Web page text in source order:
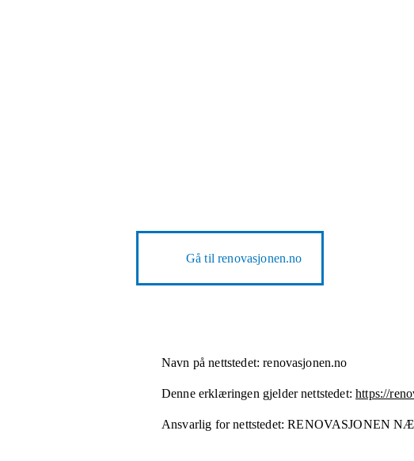
Gå tilrenovasjonen.no
Navn på nettstedet: renovasjonen.no
Denne erklæringen gjelder nettstedet: https://
Ansvarlig for nettstedet: RENOVASJONEN